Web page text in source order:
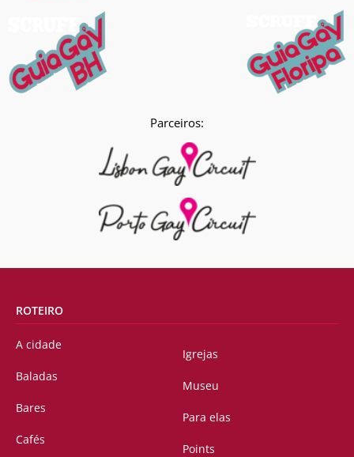
Parceiros:
ROTEIRO
A cidade
Baladas
Bares
Cafés
Igrejas
Museu
Para elas
Points